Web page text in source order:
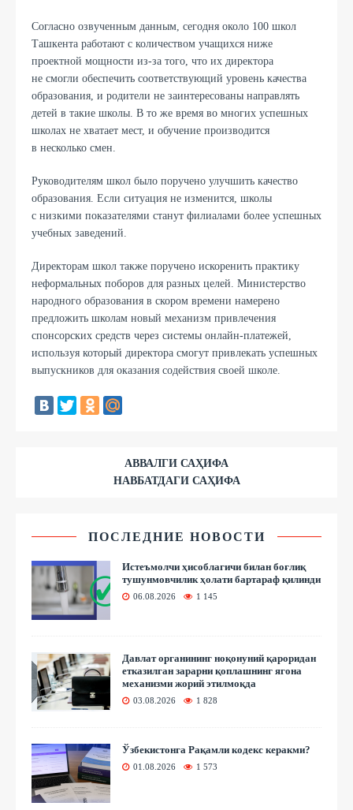
Согласно озвученным данным, сегодня около 100 школ
Ташкента работают с количеством учащихся ниже
проектной мощности из-за того, что их директора
не смогли обеспечить соответствующий уровень качества
образования, и родители не заинтересованы направлять
детей в такие школы. В то же время во многих успешных
школах не хватает мест, и обучение производится
в несколько смен.
Руководителям школ было поручено улучшить качество
образования. Если ситуация не изменится, школы
с низкими показателями станут филиалами более успешных
учебных заведений.
Директорам школ также поручено искоренить практику
неформальных поборов для разных целей. Министерство
народного образования в скором времени намерено
предложить школам новый механизм привлечения
спонсорских средств через системы онлайн-платежей,
используя который директора смогут привлекать успешных
выпускников для оказания содействия своей школе.
АВВАЛГИ САҲИФА
НАВБАТДАГИ САҲИФА
ПОСЛЕДНИЕ НОВОСТИ
Истеъмолчи ҳисоблагичи билан боғлиқ
тушунмовчилик ҳолати бартараф қилинди
06.08.2026 1 145
Давлат органининг ноқонуний қароридан
етказилган зарарни қоплашнинг ягона
механизми жорий этилмоқда
03.08.2026 1 828
Ўзбекистонга Рақамли кодекс керакми?
01.08.2026 1 573